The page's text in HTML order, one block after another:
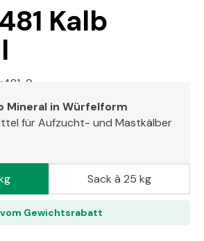
Kalb
481-9
Mineral in Würfelform
für Aufzucht- und Mastkälber
Gewichtsrabatt
Sack à 25 kg